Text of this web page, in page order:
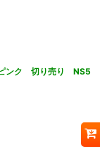
ンク 切り売り NS5